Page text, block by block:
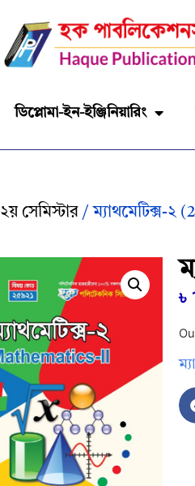
ডিপ্লোমা-ইন-ইঞ্জিনিয়ারিং
২য় সেমিস্টার / ম্যাথমেটিক্স-২
৳